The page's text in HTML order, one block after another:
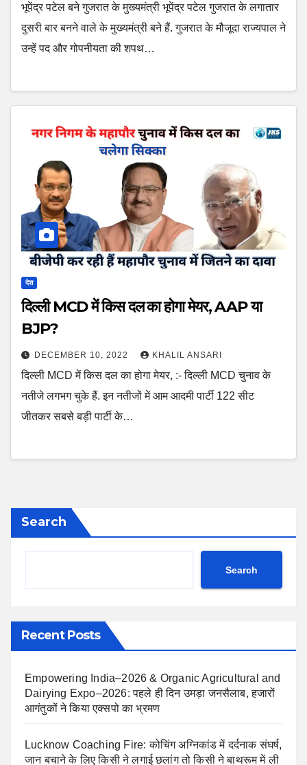
भूपेंद्र पटेल बने गुजरात के मुख्यमंत्री भूपेंद्र पटेल गुजरात के लगातार
दुसरी बार बनने वाले के मुख्यमंत्री बने हैं. गुजरात के मौजूदा राज्यपाल ने
उन्हें पद और गोपनीयता की शपथ…
देश
दिल्ली MCD में किस दल का होगा मेयर, AAP या
BJP?
DECEMBER 10, 2022 KHALIL ANSARI
दिल्ली MCD में किस दल का होगा मेयर, :- दिल्ली MCD चुनाव के
नतीजे लगभग चुके हैं. इन नतीजों में आम आदमी पार्टी 122 सीट
जीतकर सबसे बड़ी पार्टी के…
Search
Search
Recent Posts
Empowering India–2026 & Organic Agricultural and
Dairying Expo–2026: पहले ही दिन उमड़ा जनसैलाब, हजारों
आगंतुकों ने किया एक्सपो का भ्रमण
Lucknow Coaching Fire: कोचिंग अग्निकांड में दर्दनाक संघर्ष,
जान बचाने के लिए किसी ने लगाई छलांग तो किसी ने बाथरूम में ली